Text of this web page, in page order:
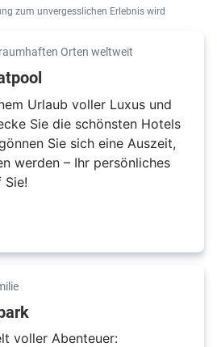
zum unvergesslichen Erlebnis wird
Orten weltweit
Urlaub voller Luxus und
Sie die schönsten Hotels
Sie sich eine Auszeit,
werden – Ihr persönliches
Sie!
voller Abenteuer: